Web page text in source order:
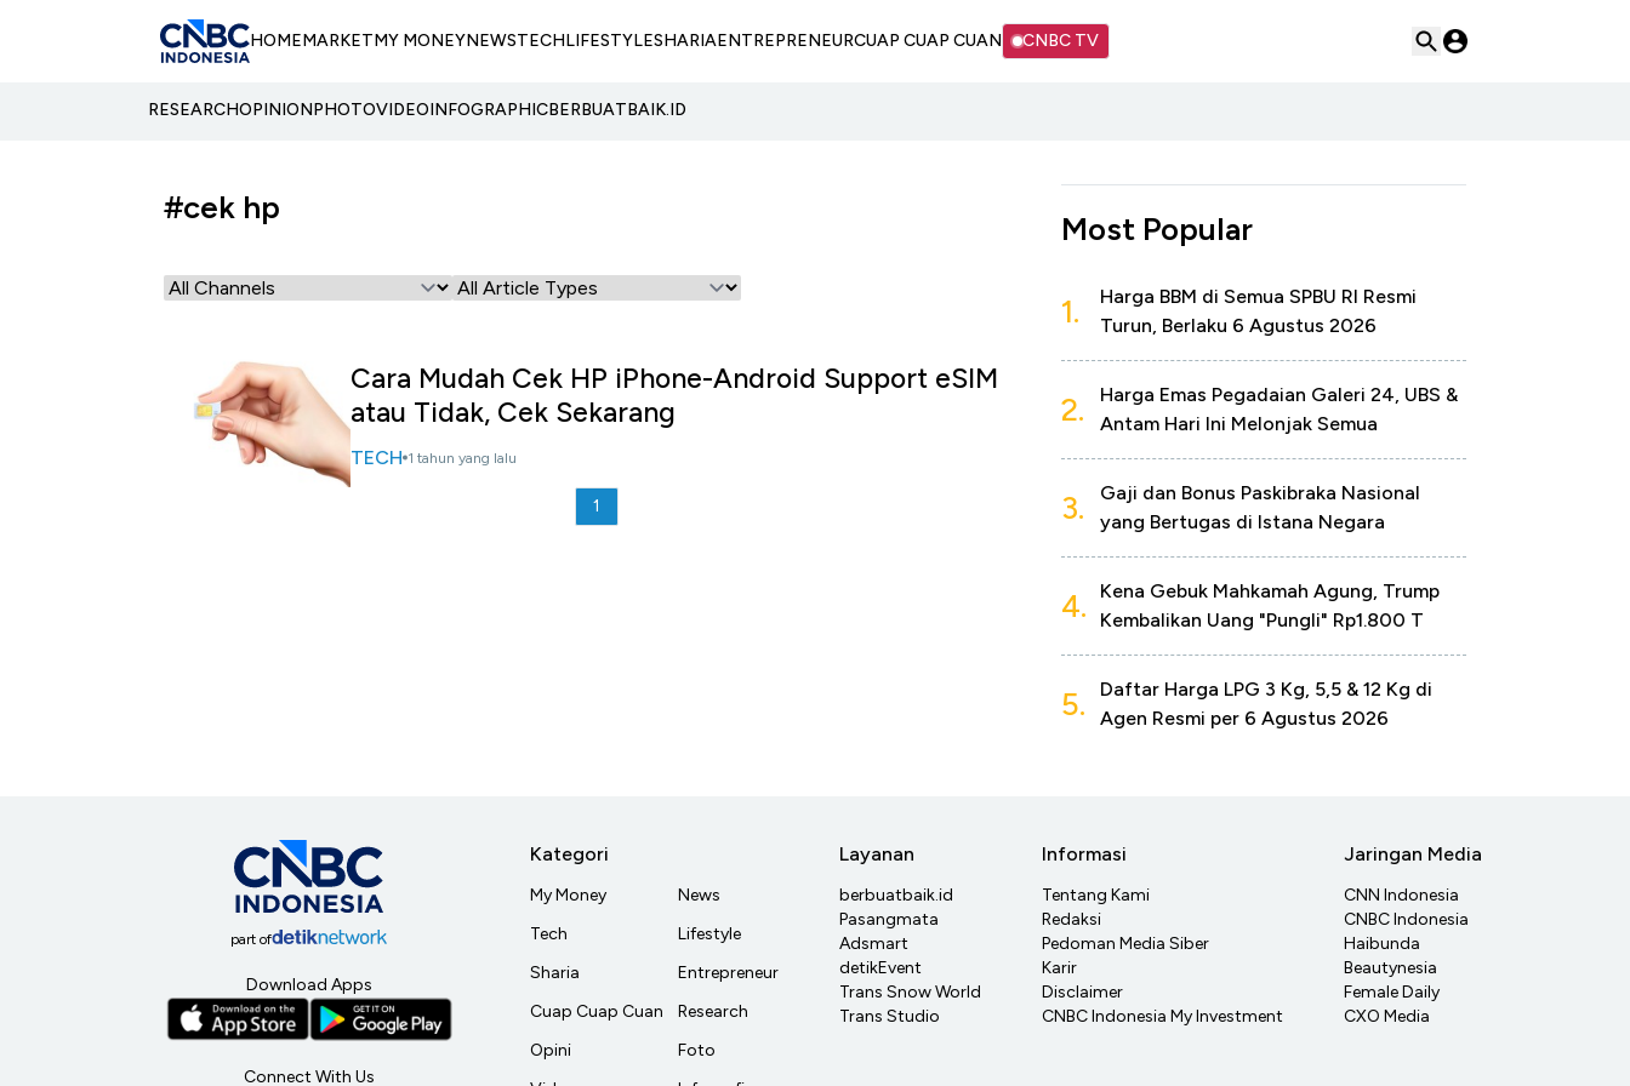
HOMEMARKETMY MONEYNEWSTECHLIFESTYLESHARIAENTREPRENEURCUAP CUAP CUAN CNBC TV
RESEARCHOPINIONPHOTOVIDEOINFOGRAPHICBERBUATBAIK.ID
#cek hp
Cara Mudah Cek HP iPhone-Android Support eSIM
atau Tidak, Cek Sekarang
TECH 1 tahun yang lalu
1
Most Popular
1.
Harga BBM di Semua SPBU RI Resmi
Turun, Berlaku 6 Agustus 2026
2.
Harga Emas Pegadaian Galeri 24, UBS &
Antam Hari Ini Melonjak Semua
3.
Gaji dan Bonus Paskibraka Nasional
yang Bertugas di Istana Negara
4.
Kena Gebuk Mahkamah Agung, Trump
Kembalikan Uang "Pungli" Rp1.800 T
5.
Daftar Harga LPG 3 Kg, 5,5 & 12 Kg di
Agen Resmi per 6 Agustus 2026
part of
Download Apps
Connect With Us
Kategori
My Money
Tech
Sharia
Cuap Cuap Cuan
Opini
News
Lifestyle
Entrepreneur
Research
Foto
Layanan
berbuatbaik.id
Pasangmata
Adsmart
detikEvent
Trans Snow World
Trans Studio
Informasi
Tentang Kami
Redaksi
Pedoman Media Siber
Karir
Disclaimer
CNBC Indonesia My Investment
Jaringan Media
CNN Indonesia
CNBC Indonesia
Haibunda
Beautynesia
Female Daily
CXO Media